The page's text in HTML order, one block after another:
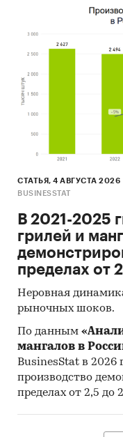
СТАТЬЯ, 4 АВГУСТА 2026
BUSINESSTAT
В 2021-2025
грилей и
пределах от
Неровная
рыночных шоков.
По данным
мангалов в
BusinesStat в 2026
производство
пределах от 2,5 до